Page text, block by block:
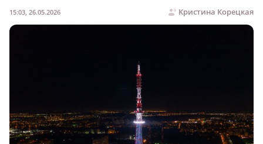
Кристина Корецкая
15:03, 26.05.2026